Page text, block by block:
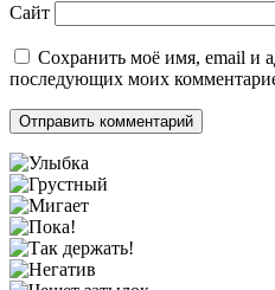
Сайт
Сохранить моё имя, email и
последующих моих